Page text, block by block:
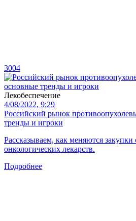
3004
Лекобеспечение
4/08/2022, 9:29
Российский рынок
тренды и игроки
Рассказываем, как меняются
онкологических лекарств.
Подробнее